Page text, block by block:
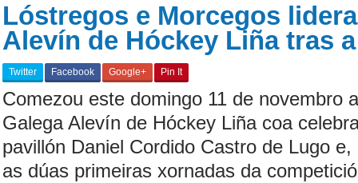
Lóstregos e Morcegos
Alevín de Hóckey Liña tras
Twitter Facebook Google+ Pin It
Comezou este domingo 11 de novembro
Galega Alevín de Hóckey Liña coa
pavillón Daniel Cordido Castro de Lugo
as dúas primeiras xornadas da